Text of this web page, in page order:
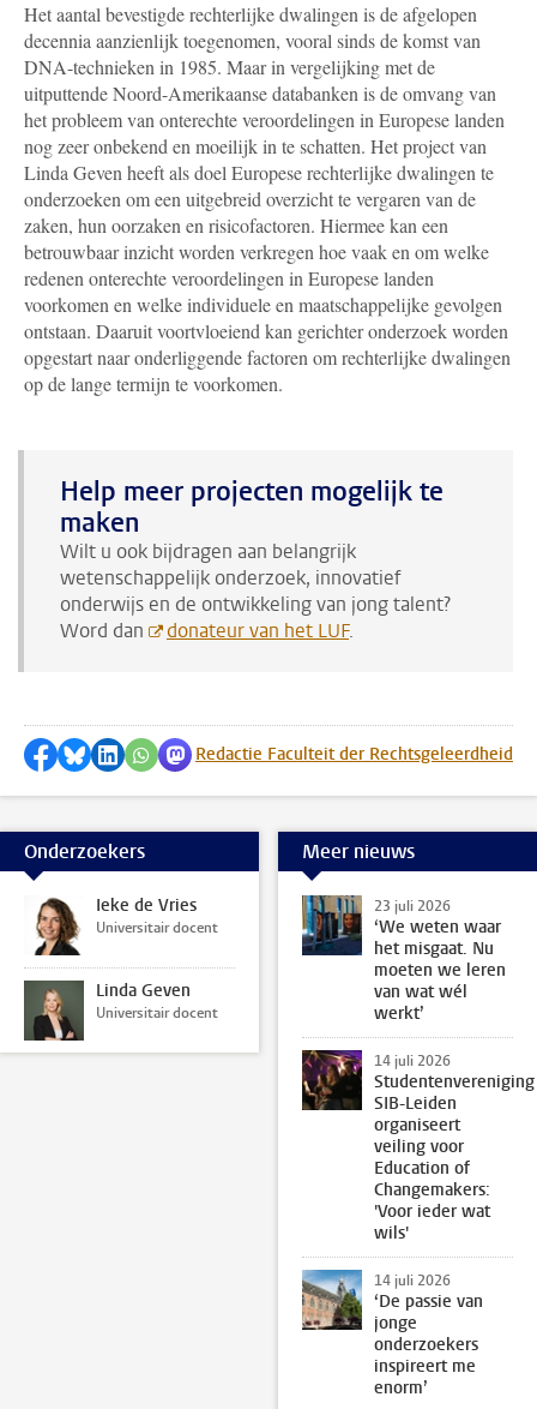
Het aantal bevestigde rechterlijke dwalingen is de afgelopen
decennia aanzienlijk toegenomen, vooral sinds de komst van
DNA-technieken in 1985. Maar in vergelijking met de
uitputtende Noord-Amerikaanse databanken is de omvang van
het probleem van onterechte veroordelingen in Europese landen
nog zeer onbekend en moeilijk in te schatten. Het project van
Linda Geven heeft als doel Europese rechterlijke dwalingen te
onderzoeken om een uitgebreid overzicht te vergaren van de
zaken, hun oorzaken en risicofactoren. Hiermee kan een
betrouwbaar inzicht worden verkregen hoe vaak en om welke
redenen onterechte veroordelingen in Europese landen
voorkomen en welke individuele en maatschappelijke gevolgen
ontstaan. Daaruit voortvloeiend kan gerichter onderzoek worden
opgestart naar onderliggende factoren om rechterlijke dwalingen
op de lange termijn te voorkomen.
Help meer projecten mogelijk te
maken
Wilt u ook bijdragen aan belangrijk
wetenschappelijk onderzoek, innovatief
onderwijs en de ontwikkeling van jong talent?
Word dan
donateur van het LUF.
Delen op Facebook
Delen via Bluesky
Delen op LinkedIn
Delen via WhatsApp
Delen via Mastodon
Redactie Faculteit der Rechtsgeleerdheid
Onderzoekers
Ieke de Vries
Universitair docent
Linda Geven
Universitair docent
Meer nieuws
23 juli 2026
‘We weten waar
het misgaat. Nu
moeten we leren
van wat wél
werkt’
14 juli 2026
Studentenvereniging
SIB-Leiden
organiseert
veiling voor
Education of
Changemakers:
'Voor ieder wat
wils'
14 juli 2026
‘De passie van
jonge
onderzoekers
inspireert me
enorm’